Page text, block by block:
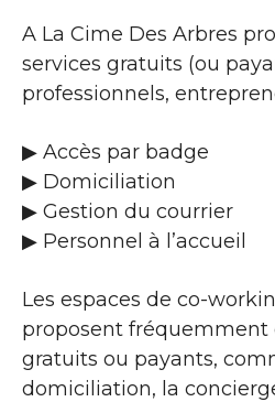
A La Cime Des Arbres
services gratuits (ou
professionnels,
▶​ Accès par badge
▶​ Domiciliation
▶​ Gestion du courrier
▶​ Personnel à l’accueil
Les espaces de co-
proposent fréquemment
gratuits ou payants,
domiciliation, la